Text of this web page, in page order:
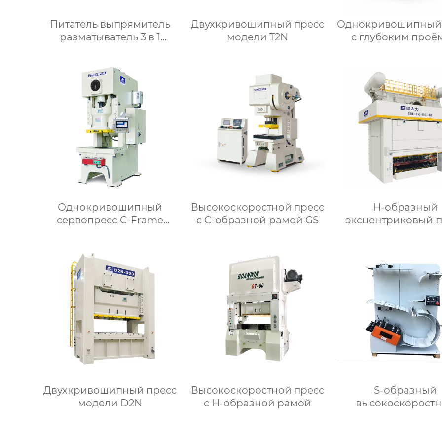
Питатель выпрямитель
разматыватель 3 в 1
Двухкривошипный пресс
модели T2N
Однокривошипный
с глубоким
Однокривошипный
сервопресс C-Frame
Высокоскоростной пресс
с C-образной рамой GS
H-образный
эксцентриковый
Двухкривошипный пресс
модели D2N
Высокоскоростной пресс
с H-образной рамой
S-образный